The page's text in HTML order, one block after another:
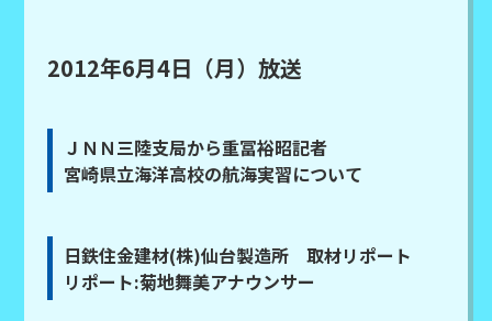
2012年6月4日（月）放送
ＪＮＮ三陸支局から重冨裕昭記者
宮崎県立海洋高校の航海実習について
日鉄住金建材(株)仙台製造所 取材リポート
リポート:菊地舞美アナウンサー